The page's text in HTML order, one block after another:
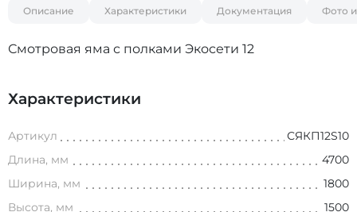
Описание Характеристики Документация Фото
Смотровая яма с полками Экосети 12
Характеристики
Артикул
СЯКП12S10
Длина, мм
4700
Ширина, мм
1800
Высота, мм
1500